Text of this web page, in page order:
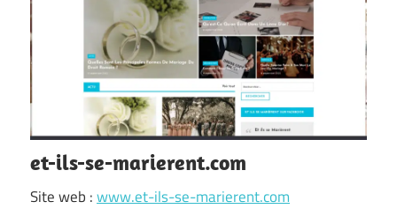
et-ils-se-marierent.com
Site web :www.et-ils-se-marierent.com